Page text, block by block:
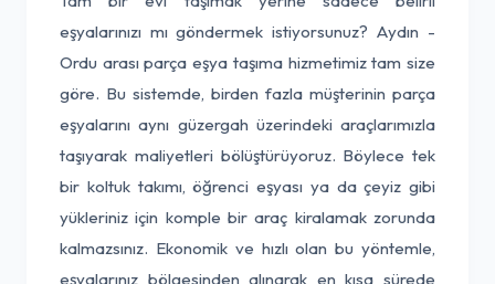
eşyalarınızı mı göndermek istiyorsunuz? Aydın -
Ordu arası parça eşya taşıma hizmetimiz tam size
göre. Bu sistemde, birden fazla müşterinin parça
eşyalarını aynı güzergah üzerindeki araçlarımızla
taşıyarak maliyetleri bölüştürüyoruz. Böylece tek
bir koltuk takımı, öğrenci eşyası ya da çeyiz gibi
yükleriniz için komple bir araç kiralamak zorunda
kalmazsınız. Ekonomik ve hızlı olan bu yöntemle,
eşyalarınız bölgesinden alınarak en kısa sürede